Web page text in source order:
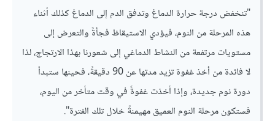
"تنخفض درجة حرارة الدماغ وتدفق الدم إلى الدماغ كذلك أثناء
هذه المرحلة من النوم، فيؤدي الاستيقاظ فجأةً والتعرض إلى
مستويات مرتفعة من النشاط الدماغي إلى شعورنا بهذا الارتجاج، لذا
لا فائدة من أخذ غفوة تزيد مدتها عن 90 دقيقةً، فحينها ستبدأ
دورة نوم جديدة، وإذا أخذت غفوةً في وقت متأخر من اليوم،
فستكون مرحلة النوم العميق مهيمنةً خلال تلك الفترة".